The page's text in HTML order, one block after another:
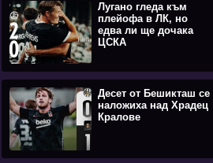
Лугано гледа към
плейофа в ЛК, но
едва ли ще дочака
ЦСКА
Десет от Бешикташ се
наложиха над Храдец
Кралове